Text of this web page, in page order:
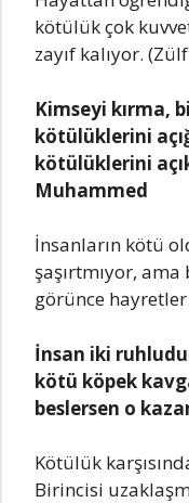
kötülük çok
zayıf kalıyor.
Kimseyi kırma,
kötülüklerini
kötülüklerini
Muhammed
İnsanların kötü
şaşırtmıyor,
görünce
İnsan iki
kötü köpek
beslersen o
Kötülük
Birincisi